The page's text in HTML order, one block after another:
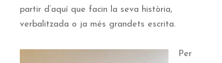
partir d’aquí que facin la seva història,
verbalitzada o ja més grandets escrita.
Per